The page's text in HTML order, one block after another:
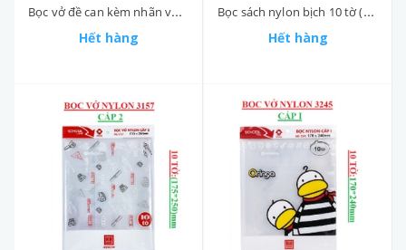
Bọc vở đề can kèm nhãn vở túi 10 bộ (38*28)cm GgT
Hết hàng
Bọc sách nylon bịch 10 tờ (190*265)mm 3269 Hồng Hà
Hết hàng